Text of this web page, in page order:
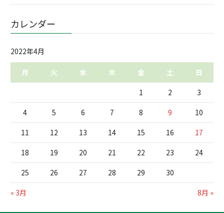
カレンダー
2022年4月
月 火 水 木 金 土
日
1
2
3
4
5 6 7 8 9
10
11
12 13 14 15 16
17
18
19 20 21 22 23
24
25
26 27 28 29 30
« 3月 8月 »